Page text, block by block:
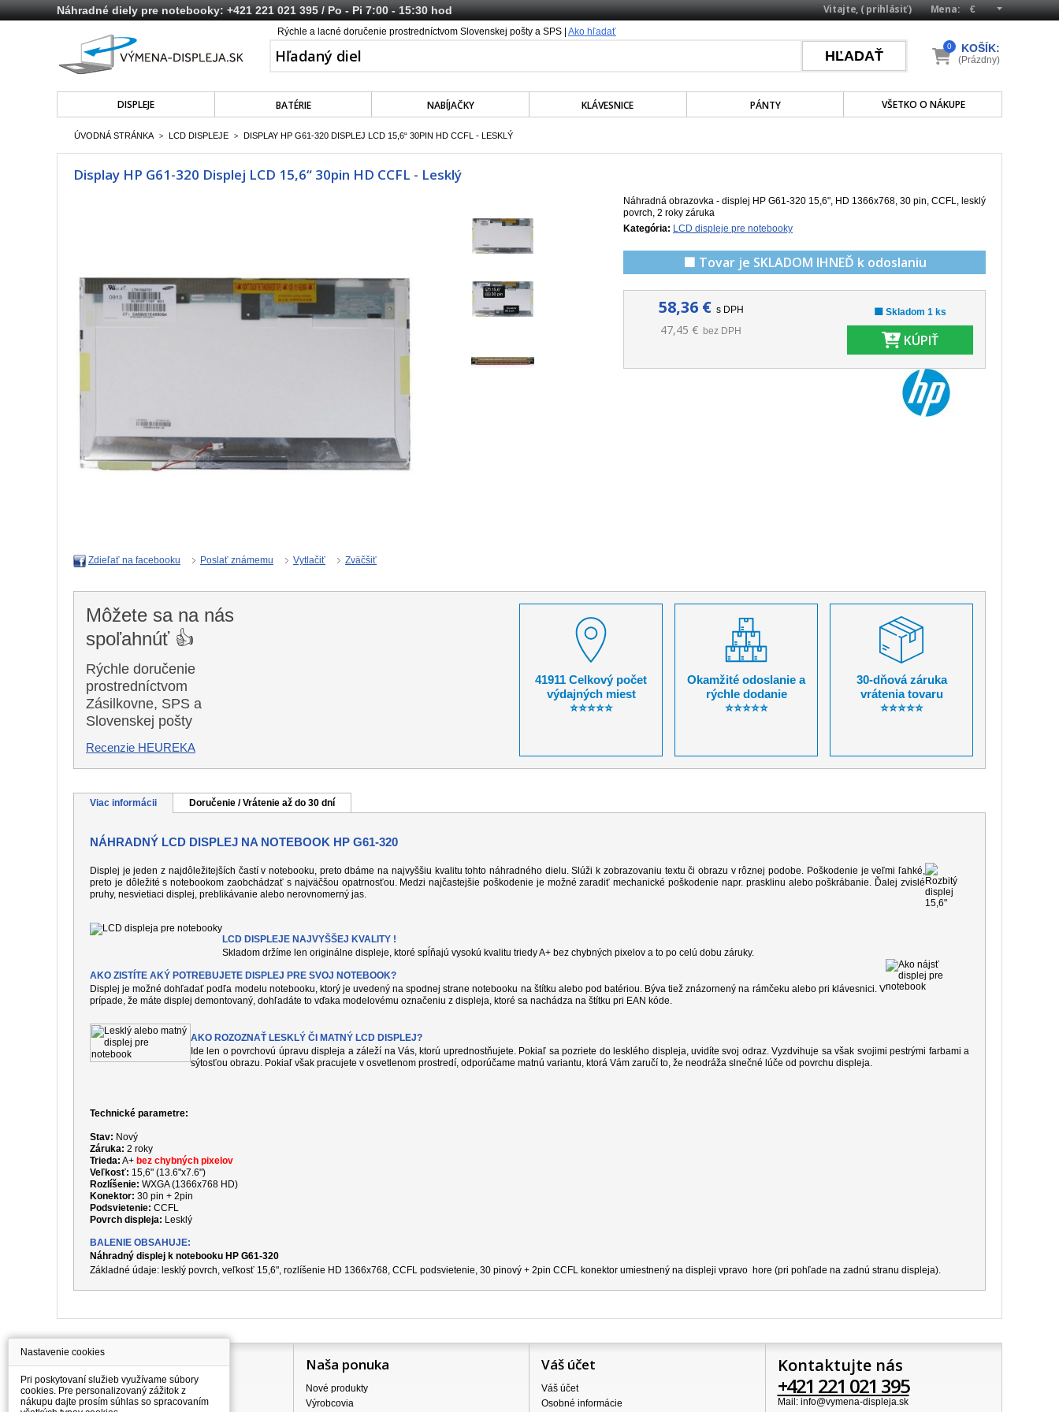
Náhradné diely pre notebooky:+421 221 021 395/ Po - Pi 7:00 - 15:30 hod Mena:
Vitajte, (prihlásiť)
Rýchle a lacné doručenie prostredníctvom Slovenskej pošty a SPS | Ako hľadať
DISPLEJE BATÉRIE NABÍJAČKY KLÁVESNICE PÁNTY VŠETKO O NÁKUPE
KOŠÍK:
0
(Prázdny)
ÚVODNÁ STRÁNKA > LCD DISPLEJE > DISPLAY HP G61-320 DISPLEJ LCD 15,6“ 30PIN HD CCFL - LESKLÝ
Display HP G61-320 Displej LCD 15,6“ 30pin HD CCFL - Lesklý
Náhradná obrazovka - displej HP G61-320 15,6", HD 1366x768, 30 pin, CCFL, lesklý
povrch, 2 roky záruka
Kategória: LCD displeje pre notebooky
🟩 Tovar je SKLADOM IHNEĎ k odoslaniu
58,36 € s DPH
47,45 € bez DPH
🟩 Skladom 1 ks
KÚPIŤ
Zdieľať na facebooku Poslať známemu Vytlačiť Zväčšiť
Môžete sa na nás
spoľahnúť 👍
Rýchle doručenie
prostredníctvom
Zásilkovne, SPS a
Slovenskej pošty
Recenzie HEUREKA
41911 Celkový počet
výdajných miest
⭐⭐⭐⭐⭐
Okamžité odoslanie a
rýchle dodanie
⭐⭐⭐⭐⭐
30-dňová záruka
vrátenia tovaru
⭐⭐⭐⭐⭐
Viac informácii Doručenie / Vrátenie až do 30 dní
NÁHRADNÝ LCD DISPLEJ NA NOTEBOOK HP G61-320
Displej je jeden z najdôležitejších častí v notebooku, preto dbáme na najvyššiu kvalitu tohto náhradného dielu. Slúži k zobrazovaniu textu či obrazu v rôznej podobe. Poškodenie je veľmi ľahké,
preto je dôležité s notebookom zaobchádzať s najväčšou opatrnosťou. Medzi najčastejšie poškodenie je možné zaradiť mechanické poškodenie napr. prasklinu alebo poškrábanie. Ďalej zvislé
pruhy, nesvietiaci displej, preblikávanie alebo nerovnomerný jas.
LCD DISPLEJE NAJVYŠŠEJ KVALITY !
Skladom držíme len originálne displeje, ktoré spĺňajú vysokú kvalitu triedy A+ bez chybných pixelov a to po celú dobu záruky.
AKO ZISTÍTE AKÝ POTREBUJETE DISPLEJ PRE SVOJ NOTEBOOK?
Displej je možné dohľadať podľa modelu notebooku, ktorý je uvedený na spodnej strane notebooku na štítku alebo pod batériou. Býva tiež znázornený na rámčeku alebo pri klávesnici. V
prípade, že máte displej demontovaný, dohľadáte to vďaka modelovému označeniu z displeja, ktoré sa nachádza na štítku pri EAN kóde.
AKO ROZOZNAŤ LESKLÝ ČI MATNÝ LCD DISPLEJ?
Ide len o povrchovú úpravu displeja a záleží na Vás, ktorú uprednostňujete. Pokiaľ sa pozriete do lesklého displeja, uvidíte svoj odraz. Vyzdvihuje sa však svojimi pestrými farbami a
sýtosťou obrazu. Pokiaľ však pracujete v osvetlenom prostredí, odporúčame matnú variantu, ktorá Vám zaručí to, že neodráža slnečné lúče od povrchu displeja.
Technické parametre:
Stav: Nový
Záruka: 2 roky
Trieda: A+ bez chybných pixelov
Veľkosť: 15,6" (13.6"x7.6")
Rozlíšenie: WXGA (1366x768 HD)
Konektor: 30 pin + 2pin
Podsvietenie: CCFL
Povrch displeja: Lesklý
BALENIE OBSAHUJE:
Náhradný displej k notebooku HP G61-320
Základné údaje: lesklý povrch, veľkosť 15,6", rozlíšenie HD 1366x768, CCFL podsvietenie, 30 pinový + 2pin CCFL konektor umiestnený na displeji vpravo hore (pri pohľade na zadnú stranu displeja).
Information
Všetko o nákupe
Ceny dopravného
Naša ponuka
Nové produkty
Výrobcovia
Váš účet
Váš účet
Osobné informácie
Kontaktujte nás
+421 221 021 395
Mail: info@vymena-displeja.sk
Nastavenie cookies
Pri poskytovaní služieb využívame súbory
cookies. Pre personalizovaný zážitok z
nákupu dajte prosím súhlas so spracovaním